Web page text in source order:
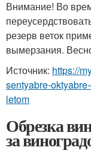
Внимание! Во
резерв веток
вымерзания.
Источник: https://
sentyabre-
letom
Обрезка
за